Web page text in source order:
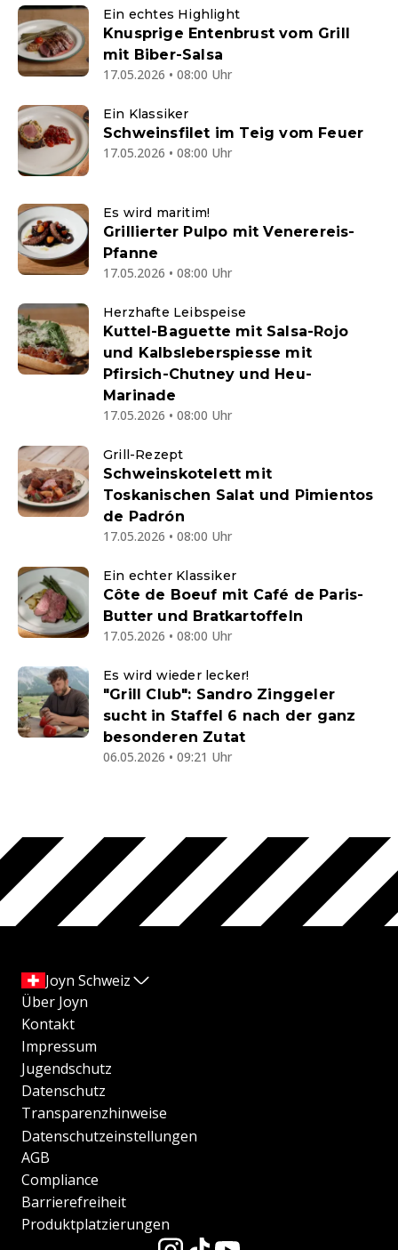
Ein echtes Highlight
Knusprige Entenbrust vom Grill
mit Biber-Salsa
17.05.2026 • 08:00 Uhr
Ein Klassiker
Schweinsfilet im Teig vom Feuer
17.05.2026 • 08:00 Uhr
Es wird maritim!
Grillierter Pulpo mit Venerereis-
Pfanne
17.05.2026 • 08:00 Uhr
Herzhafte Leibspeise
Kuttel-Baguette mit Salsa-Rojo
und Kalbsleberspiesse mit
Pfirsich-Chutney und Heu-
Marinade
17.05.2026 • 08:00 Uhr
Grill-Rezept
Schweinskotelett mit
Toskanischen Salat und Pimientos
de Padrón
17.05.2026 • 08:00 Uhr
Ein echter Klassiker
Côte de Boeuf mit Café de Paris-
Butter und Bratkartoffeln
17.05.2026 • 08:00 Uhr
Es wird wieder lecker!
"Grill Club": Sandro Zinggeler
sucht in Staffel 6 nach der ganz
besonderen Zutat
06.05.2026 • 09:21 Uhr
Joyn Schweiz
Über Joyn
Kontakt
Impressum
Jugendschutz
Datenschutz
Transparenzhinweise
Datenschutzeinstellungen
AGB
Compliance
Barrierefreiheit
Produktplatzierungen